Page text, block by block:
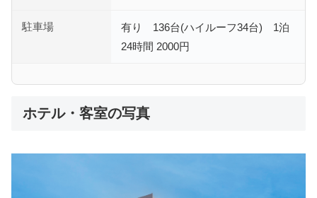
駐車場
有り 136台(ハイルーフ34台) 1泊
24時間 2000円
ホテル・客室の写真